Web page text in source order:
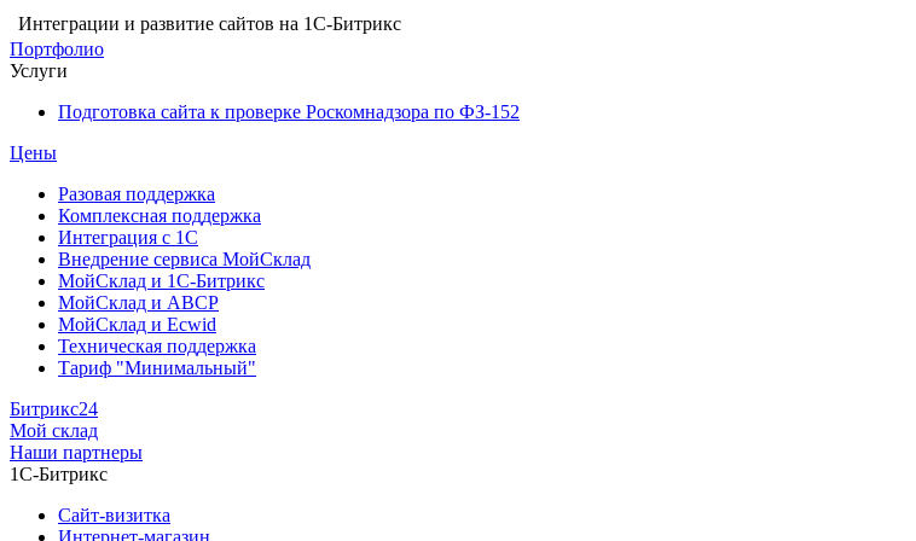
Интеграции и развитие сайтов на 1С-Битрикс
Портфолио
Услуги
Подготовка сайта к проверке Роскомнадзора по ФЗ-152
Цены
Разовая поддержка
Комплексная поддержка
Интеграция с 1С
Внедрение сервиса МойСклад
МойСклад и 1С-Битрикс
МойСклад и ABCP
МойСклад и Ecwid
Техническая поддержка
Тариф "Минимальный"
Битрикс24
Мой склад
Наши партнеры
1С-Битрикс
Сайт-визитка
Интернет-магазин